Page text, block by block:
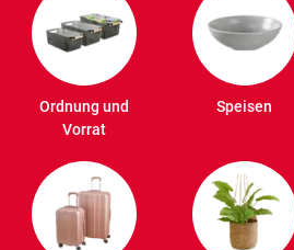
Ordnung und
Vorrat
Speisen